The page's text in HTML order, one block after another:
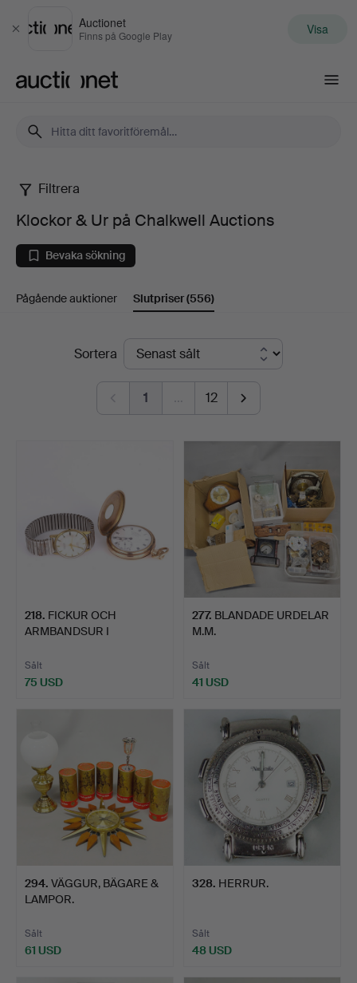
Stäng
Auctionet
Finns på Google Play Visa
Klockor
Ur
på
Chalkwell
Auctions
Filtrera
Klockor & Ur på Chalkwell Auctions
Bevaka sökning
Pågående auktioner Slutpriser(556)
SlutpriserSortera
1 … 12
218. FICKUR OCH
ARMBANDSUR I
Sålt
75 USD
277. BLANDADE URDELAR
M.M.
Sålt
41 USD
294. VÄGGUR, BÄGARE &
LAMPOR.
Sålt
61 USD
328. HERRUR.
Sålt
48 USD